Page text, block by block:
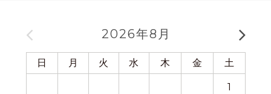
2026年8月
日 月 火 水 木 金 土
1